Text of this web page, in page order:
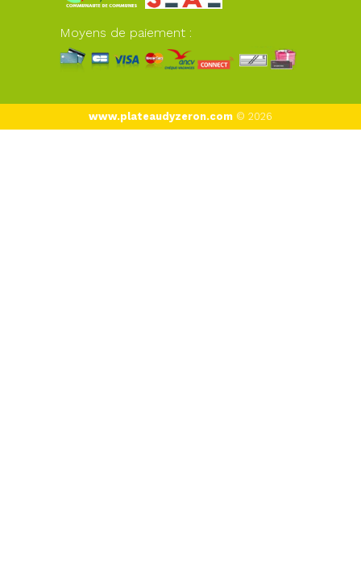
Moyens de paiement :
www.plateaudyzeron.com © 2026